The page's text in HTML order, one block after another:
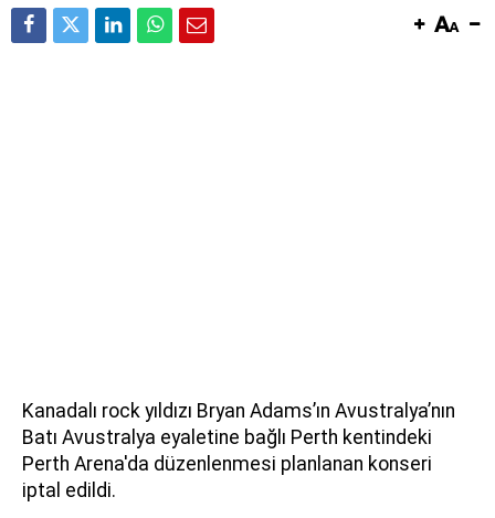
Kanadalı rock yıldızı Bryan Adams’ın Avustralya’nın
Batı Avustralya eyaletine bağlı Perth kentindeki
Perth Arena'da düzenlenmesi planlanan konseri
iptal edildi.